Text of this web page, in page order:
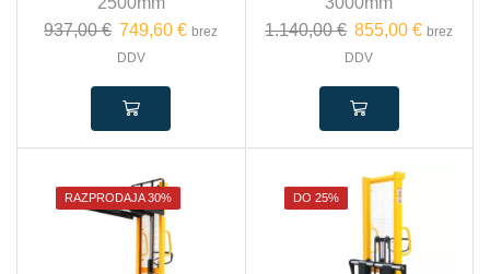
937,00€ 749,60€ brez
DDV
1.140,00€ 855,00€ brez
DDV
RAZPRODAJA 30% DO 25%